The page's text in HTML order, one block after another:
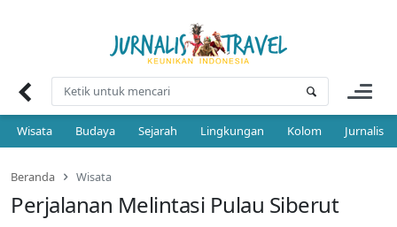
Wisata Budaya Sejarah Lingkungan Kolom Jurnalis
Beranda Wisata
Perjalanan Melintasi Pulau Siberut